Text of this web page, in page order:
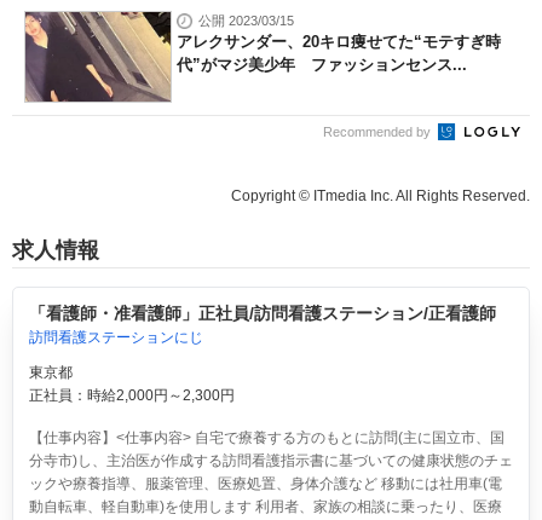
公開 2023/03/15
アレクサンダー、20キロ痩せてた“モテすぎ時
代”がマジ美少年 ファッションセンス...
Recommended by
Copyright © ITmedia Inc. All Rights Reserved.
求人情報
「看護師・准看護師」正社員/訪問看護ステーション/正看護師
訪問看護ステーションにじ
東京都
正社員：時給2,000円～2,300円
【仕事内容】<仕事内容> 自宅で療養する方のもとに訪問(主に国立市、国
分寺市)し、主治医が作成する訪問看護指示書に基づいての健康状態のチェ
ックや療養指導、服薬管理、医療処置、身体介護など 移動には社用車(電
動自転車、軽自動車)を使用します 利用者、家族の相談に乗ったり、医療